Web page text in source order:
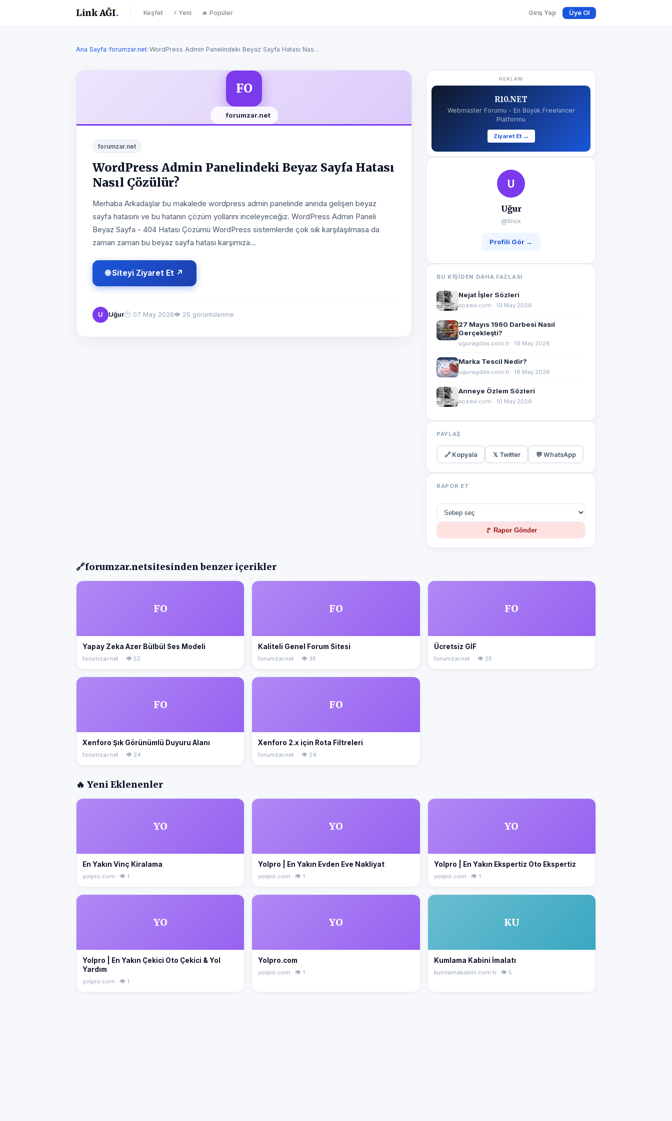
Link AĞI. Keşfet ⚡ Yeni 🔥 Popüler Giriş Yap Üye Ol
Ana Sayfa›forumzar.net›WordPress Admin Panelindeki Beyaz Sayfa Hatası Nas…
FO
forumzar.net
forumzar.net
WordPress Admin Panelindeki Beyaz Sayfa Hatası
Nasıl Çözülür?
Merhaba Arkadaşlar bu makalede wordpress admin panelinde anında gelişen beyaz
sayfa hatasını ve bu hatanın çözüm yollarını inceleyeceğiz. WordPress Admin Paneli
Beyaz Sayfa - 404 Hatası Çözümü WordPress sistemlerde çok sık karşılaşılmasa da
zaman zaman bu beyaz sayfa hatası karşımıza...
🌐 Siteyi Ziyaret Et ↗
U Uğur🕐 07 May 2026👁 25 görüntülenme
REKLAM
R10.NET
Webmaster Forumu - En Büyük Freelancer
Platformu
Ziyaret Et →
U
Uğur
@linux
Profili Gör →
BU KIŞIDEN DAHA FAZLASI
Nejat İşler Sözleri
sozevi.com · 19 May 2026
27 Mayıs 1960 Darbesi Nasıl
Gerçekleşti?
uguragdas.com.tr · 19 May 2026
Marka Tescil Nedir?
uguragdas.com.tr · 19 May 2026
Anneye Özlem Sözleri
sozevi.com · 10 May 2026
PAYLAŞ
🔗 Kopyala 𝕏 Twitter 💬 WhatsApp
RAPOR ET
🚩 Rapor Gönder
🔗forumzar.netsitesinden benzer içerikler
FO
Yapay Zeka Azer Bülbül Ses Modeli
forumzar.net · 👁 52
FO
Kaliteli Genel Forum Sitesi
forumzar.net · 👁 35
FO
Ücretsiz GİF
forumzar.net · 👁 25
FO
Xenforo Şık Görünümlü Duyuru Alanı
forumzar.net · 👁 24
FO
Xenforo 2.x için Rota Filtreleri
forumzar.net · 👁 24
🔥 Yeni Eklenenler
YO
En Yakın Vinç Kiralama
yolpro.com · 👁 1
YO
Yolpro | En Yakın Evden Eve Nakliyat
yolpro.com · 👁 1
YO
Yolpro | En Yakın Ekspertiz Oto Ekspertiz
yolpro.com · 👁 1
YO
Yolpro | En Yakın Çekici Oto Çekici & Yol
Yardım
yolpro.com · 👁 1
YO
Yolpro.com
yolpro.com · 👁 1
KU
Kumlama Kabini İmalatı
kumlamakabini.com.tr · 👁 5